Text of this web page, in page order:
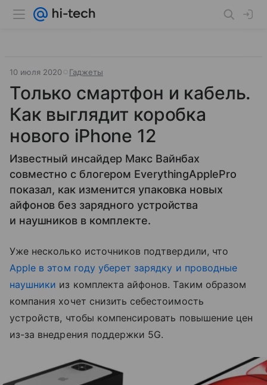
10 июля 2020 Гаджеты
Только смартфон и кабель.
Как выглядит коробка
нового iPhone 12
Известный инсайдер Макс Вайнбах
совместно с блогером EverythingApplePro
показал, как изменится упаковка новых
айфонов без зарядного устройства
и наушников в комплекте.
Уже несколько источников подтвердили, что
Apple в этом году уберет зарядку и проводные
наушники из комплекта айфонов. Таким образом
компания хочет снизить себестоимость
устройств, чтобы компенсировать повышение цен
из-за внедрения поддержки 5G.